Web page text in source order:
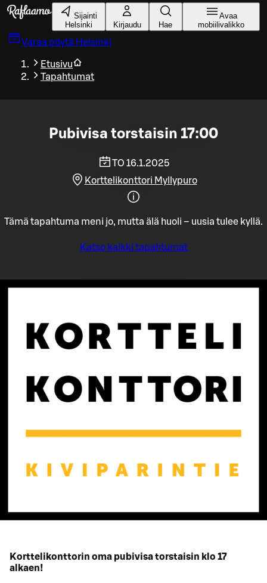
Siirry pääsisältöön
Sijainti
Helsinki
Kirjaudu Hae
Avaa
mobiilivalikko
Varaa pöytä Helsinki
Etusivu
Tapahtumat
Pubivisa torstaisin 17:00
TO 16.1.2025
Korttelikonttori Myllypuro
Tämä tapahtuma meni jo, mutta älä huoli – uusia tulee kyllä.
Katso kaikki tapahtumat
Korttelikonttorin oma pubivisa torstaisin klo 17
alkaen!